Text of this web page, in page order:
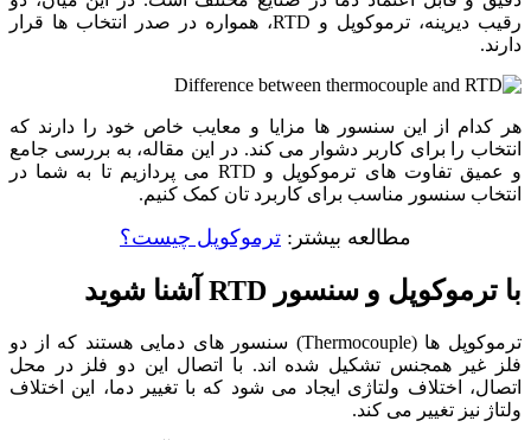
رقیب دیرینه، ترموکوپل و RTD، همواره در صدر انتخاب‌ ها قرار
دارند.
هر کدام از این سنسور ها مزایا و معایب خاص خود را دارند که
انتخاب را برای کاربر دشوار می ‌کند. در این مقاله، به بررسی جامع
و عمیق تفاوت‌ های ترموکوپل و RTD می‌ پردازیم تا به شما در
انتخاب سنسور مناسب برای کاربرد تان کمک کنیم.
مطالعه بیشتر: ترموکوپل چیست؟
با ترموکوپل و سنسور RTD آشنا شوید
ترموکوپل ‌ها (Thermocouple) سنسور های دمایی هستند که از دو
فلز غیر همجنس تشکیل شده ‌اند. با اتصال این دو فلز در محل
اتصال، اختلاف ولتاژی ایجاد می ‌شود که با تغییر دما، این اختلاف
ولتاژ نیز تغییر می ‌کند.